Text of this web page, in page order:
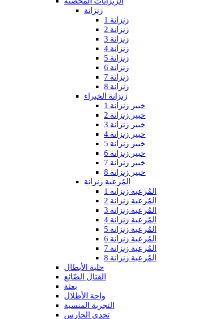
زنزانة
زنزانة 1
زنزانة 2
زنزانة 3
زنزانة 4
زنزانة 5
زنزانة 6
زنزانة 7
زنزانة 8
زنزانة الخبراء
خبير زنزانة 1
خبير زنزانة 2
خبير زنزانة 3
خبير زنزانة 4
خبير زنزانة 5
خبير زنزانة 6
خبير زنزانة 7
خبير زنزانة 8
المُرعبة زنزانة
المُرعبة زنزانة 1
المُرعبة زنزانة 2
المُرعبة زنزانة 3
المُرعبة زنزانة 4
المُرعبة زنزانة 5
المُرعبة زنزانة 6
المُرعبة زنزانة 7
المُرعبة زنزانة 8
حلبة الأبطال
القتال الضّائع
بعثة
واحة الأطلال
التجربة المنسية
تحدي الحارس